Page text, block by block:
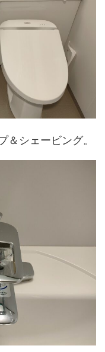
シェービング。